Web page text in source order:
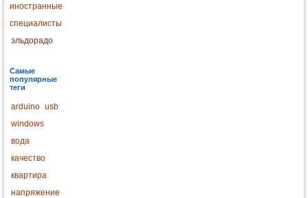
иностранные
специалисты
эльдорадо
Самые
популярные
теги
arduino usb
windows
вода
качество
квартира
напряжение